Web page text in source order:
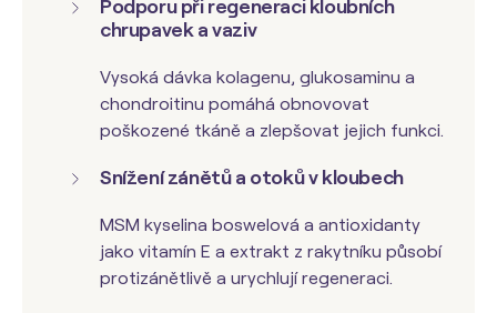
Podporu při regeneraci kloubních
chrupavek a vaziv
Vysoká dávka kolagenu, glukosaminu a
chondroitinu pomáhá obnovovat
poškozené tkáně a zlepšovat jejich funkci.
Snížení zánětů a otoků v kloubech
MSM kyselina boswelová a antioxidanty
jako vitamín E a extrakt z rakytníku působí
protizánětlivě a urychlují regeneraci.